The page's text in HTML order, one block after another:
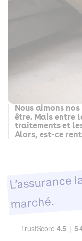
Nous aimons
être. Mais entre
traitements et
Alors, est-ce
L’assurance
marché.